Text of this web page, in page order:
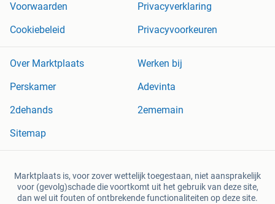
Voorwaarden
Privacyverklaring
Cookiebeleid
Privacyvoorkeuren
Over Marktplaats
Werken bij
Perskamer
Adevinta
2dehands
2ememain
Sitemap
Marktplaats is, voor zover wettelijk toegestaan, niet aansprakelijk
voor (gevolg)schade die voortkomt uit het gebruik van deze site,
dan wel uit fouten of ontbrekende functionaliteiten op deze site.